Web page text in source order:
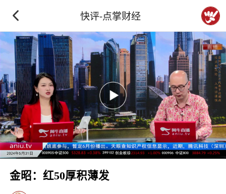
快评-点掌财经
金昭：红50厚积薄发